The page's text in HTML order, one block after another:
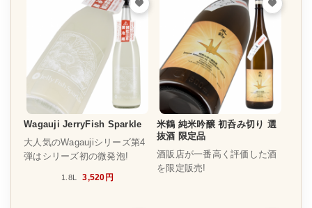
Wagauji JerryFish Sparkle
大人気のWagaujiシリーズ第4
弾はシリーズ初の微発泡!
1.8L 3,520円
米鶴 純米吟醸 初呑み切り 選
抜酒 限定品
酒販店が一番高く評価した酒
を限定販売!